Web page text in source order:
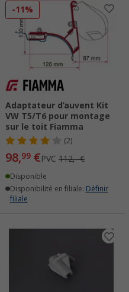
-11%
Adaptateur d’auvent Kit
VW T5/T6 pour montage
sur le toit Fiamma
(2)
98,99 €PVC 112,- €
Disponible
Disponibilité en filiale: Définir
filiale